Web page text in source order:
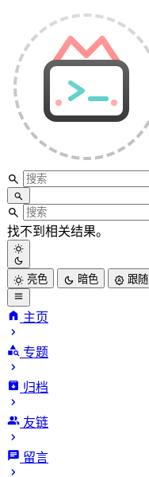
找不到相关结果。
亮色 暗色 跟
主页
专题
归档
友链
留言
戒掉短视频
懒，是大脑